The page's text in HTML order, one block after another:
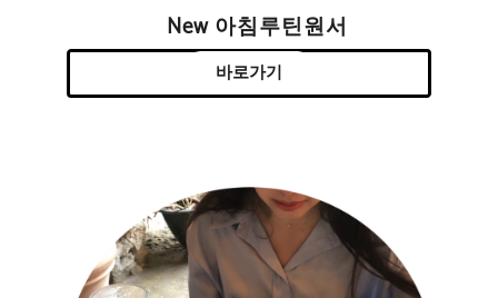
New 아침루틴원서
바로가기